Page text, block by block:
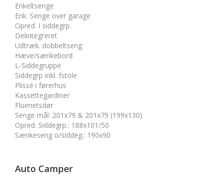
Enkeltsenge
Enk. Senge over garage
Opred. I siddegrp.
Delintegreret
Udtræk. dobbeltseng
Hæve/sænkebord
L-Siddegruppe
Siddegrp inkl. fstole
Plissé i førerhus
Kassettegardiner
Fluenetsdør
Senge mål: 201x79 & 201x79 (199x130)
Opred. Siddegrp.: 188x101/50
Sænkeseng o/siddeg.: 190x90
Auto Camper